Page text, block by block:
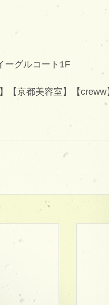
ーグルコート1F
【京都美容室】【